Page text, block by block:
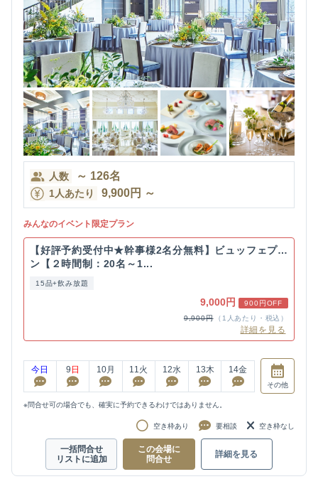
人数 ～ 126名
1人あたり 9,900円 ～
みんなのイベント限定プラン
【好評予約受付中★幹事様2名分無料】ビュッフェプラ
ン【２時間制：20名～1...
15品+飲み放題
9,000円
900円OFF
9,900円
（1人あたり・税込）
詳細を見る
今日 9 日 10月 11 火 12水 13木 14金
その他
※問合せ可の場合でも、確実に予約できるわけではありません。
空き枠あり 要相談 空き枠なし
一括問合せ
リストに追加
この会場に
問合せ
詳細を見る